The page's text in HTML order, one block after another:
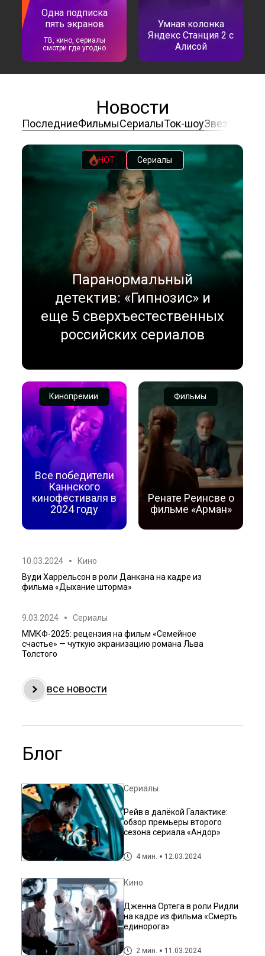
Одна подписка
пять экранов
ТВ, кино, сериалы
смотри где угодно
Умная колонка
Яндекс Станция 2 с
Алисой
Новости
ПоследниеФильмыСериалыТок-шоуЗвезды
Блог
HOT Сериалы
Паранормальный
детектив: «Гипнозис» и
еще 5 сверхъестественных
российских сериалов
Кинопремии
Все победители
Каннского
кинофестиваля в
2024 году
Фильмы
Ренате Реинсве о
фильме «Арман»
10.03.2024
Кино
Вуди Харрельсон в роли Данкана на кадре из
фильма «Дыхание шторма»
9.03.2024
Сериалы
ММКФ-2025: рецензия на фильм «Семейное
счастье» — чуткую экранизацию романа Льва
Толстого
все новости
Сериалы
Рейв в далёкой Галактике:
обзор премьеры второго
сезона сериала «Андор»
4 мин. 12.03.2024
Кино
Дженна Ортега в роли Ридли
на кадре из фильма «Смерть
единорога»
2 мин. 11.03.2024